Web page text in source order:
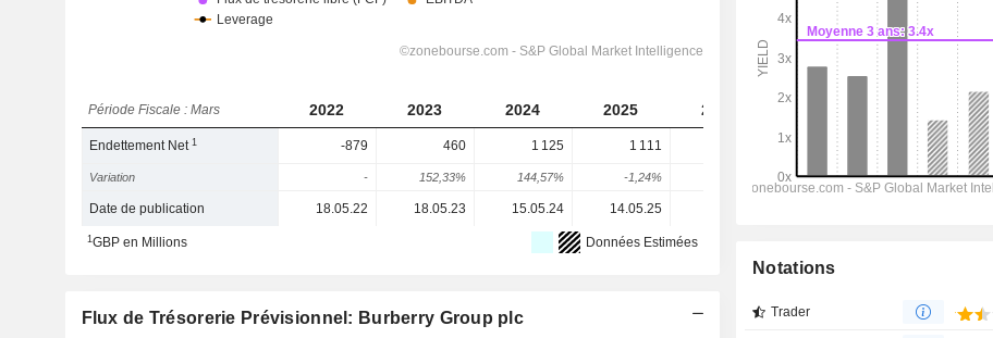
Période Fiscale : Mars 2022 2023 2024 2025 2026 2028
Endettement Net1 -879 460 1 125 1 111 684 470
Variation - 152,33% 144,57% -1,24% -19,72% -31,29%
Date de publication 18.05.22 18.05.23 15.05.24 14.05.25
1GBP en Millions Données Estimées
Flux de Trésorerie Prévisionnel: Burberry Group plc
Notations
Trader